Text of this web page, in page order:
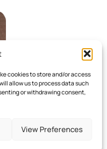
cookies to store and/or access
allow us to process data such
or withdrawing consent,
View Preferences